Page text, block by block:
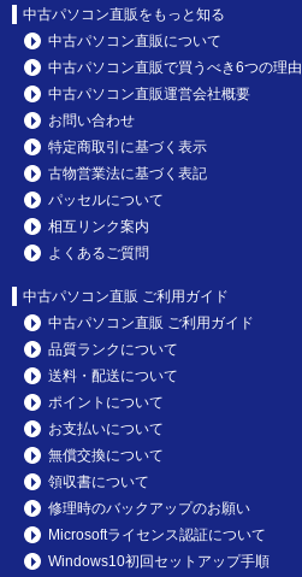
中古パソコン直販をもっと知る
中古パソコン直販について
中古パソコン直販で買うべき6つの理由
中古パソコン直販運営会社概要
お問い合わせ
特定商取引に基づく表示
古物営業法に基づく表記
パッセルについて
相互リンク案内
よくあるご質問
中古パソコン直販 ご利用ガイド
中古パソコン直販 ご利用ガイド
品質ランクについて
送料・配送について
ポイントについて
お支払いについて
無償交換について
領収書について
修理時のバックアップのお願い
Microsoftライセンス認証について
Windows10初回セットアップ手順